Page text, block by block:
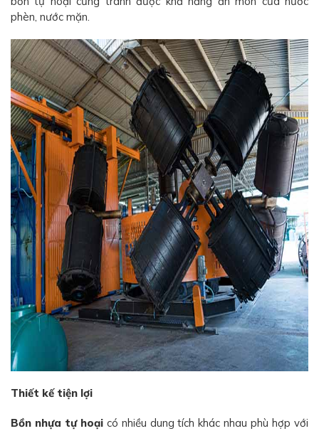
phèn, nước mặn.
Thiết kế tiện lợi
Bồn nhựa tự hoạicó nhiều dung tích khác nhau phù hợp với